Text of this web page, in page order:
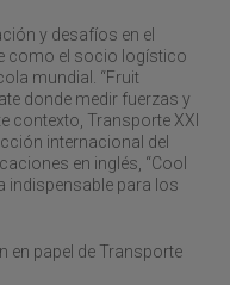
y desafíos en el
como el socio logístico
mundial. “Fruit
donde medir fuerzas y
contexto, Transporte XXI
internacional del
en inglés, “Cool
indispensable para los
en papel de Transporte